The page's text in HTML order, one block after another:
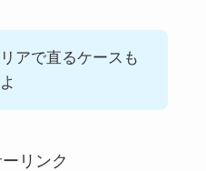
アで直るケースも
リンク